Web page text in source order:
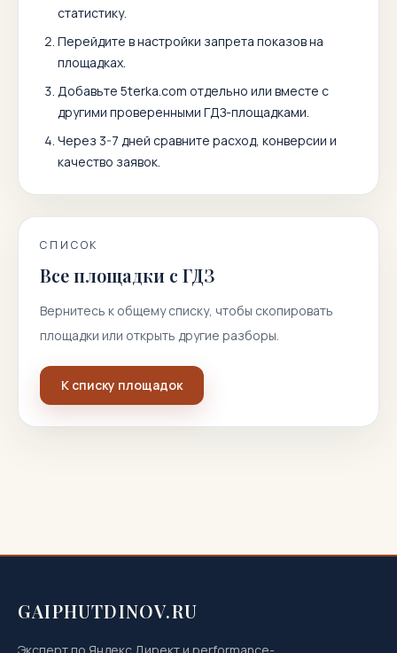
статистику.
Перейдите в настройки запрета показов на
площадках.
Добавьте 5terka.com отдельно или вместе с
другими проверенными ГДЗ-площадками.
Через 3-7 дней сравните расход, конверсии и
качество заявок.
СПИСОК
Все площадки с ГДЗ
Вернитесь к общему списку, чтобы скопировать
площадки или открыть другие разборы.
К списку площадок
GAIPHUTDINOV.RU